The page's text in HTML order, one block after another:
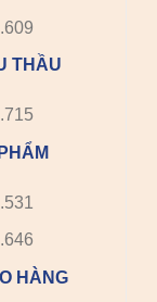
THẦU
HÀNG
cấp SGD 1